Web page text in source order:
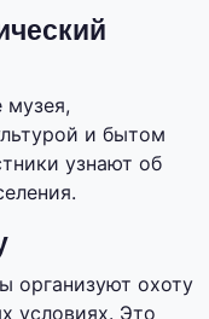
и бытом
узнают об
организуют охоту
условиях. Это